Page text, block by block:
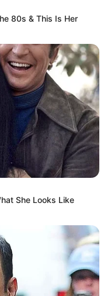
80s & This Is Her
She Looks Like